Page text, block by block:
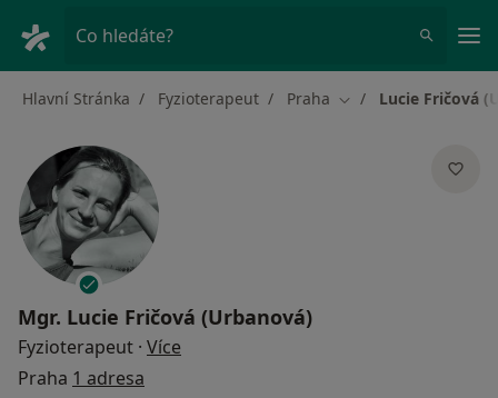
Co hledáte?
Hlavní Stránka Fyzioterapeut Praha Změna města
Lucie Fričová
Mgr. Lucie Fričová (Urbanová)
Fyzioterapeut · Více
Praha 1 adresa